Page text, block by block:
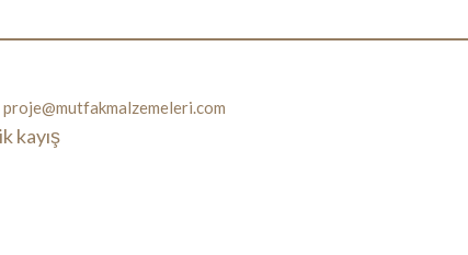
proje@mutfakmalzemeleri.com